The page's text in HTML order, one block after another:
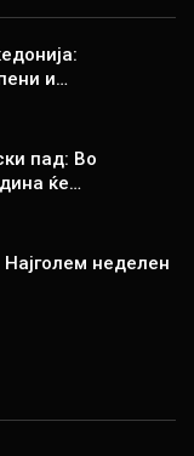
и…
пад: Во
ќе…
неделен